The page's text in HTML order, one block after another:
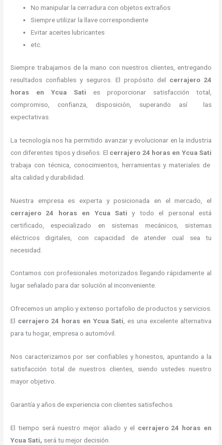
No manipular la cerradura con objetos extraños
Siempre utilizar la llave correspondiente
Evitar aceites lubricantes
etc.
Siempre trabajamos de la mano con nuestros clientes, entregando
resultados confiables y seguros. El propósito del cerrajero 24
horas en Ycua Sati es proporcionar satisfacción total,
compromiso, confianza, disposición, superando así las
expectativas.
La tecnología nos ha permitido avanzar y evolucionar en la industria
con diferentes tipos y diseños. El cerrajero 24 horas en Ycua Sati
trabaja con técnica, conocimientos, herramientas y materiales de
alta calidad y durabilidad.
Nuestra empresa es experta y posicionada en el mercado, el
cerrajero 24 horas en Ycua Sati y todo el personal está
certificado, especializado en sistemas mecánicos, sistemas
eléctricos digitales, con capacidad de atender cual sea tu
necesidad.
Contamos con profesionales motorizados llegando rápidamente al
lugar señalado para dar solución al inconveniente.
Ofrecemos un amplio y extenso portafolio de productos y servicios.
El cerrajero 24 horas en Ycua Sati, es una excelente alternativa
para tu hogar, empresa o automóvil.
Nos caracterizamos por ser confiables y honestos, apuntando a la
satisfacción total de nuestros clientes, siendo ustedes nuestro
mayor objetivo.
Garantía y años de experiencia con clientes satisfechos.
El tiempo será nuestro mejor aliado y el cerrajero 24 horas en
Ycua Sati, será tu mejor decisión.